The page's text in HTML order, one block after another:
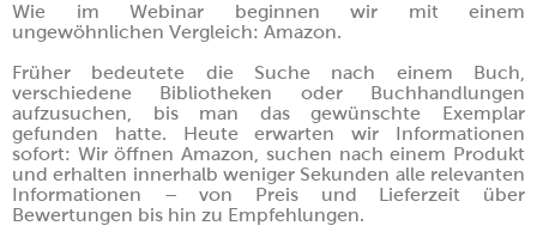
Wie im Webinar beginnen wir mit einem
ungewöhnlichen Vergleich: Amazon.
Früher bedeutete die Suche nach einem Buch,
verschiedene Bibliotheken oder Buchhandlungen
aufzusuchen, bis man das gewünschte Exemplar
gefunden hatte. Heute erwarten wir Informationen
sofort: Wir öffnen Amazon, suchen nach einem Produkt
und erhalten innerhalb weniger Sekunden alle relevanten
Informationen – von Preis und Lieferzeit über
Bewertungen bis hin zu Empfehlungen.